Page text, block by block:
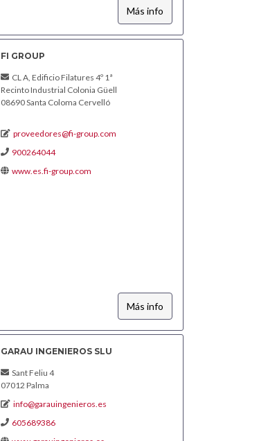
Más info
FI GROUP
CL A, Edificio Filatures 4º 1ª
Recinto Industrial Colonia Güell
08690 Santa Coloma Cervelló
proveedores@fi-group.com
900264044
www.es.fi-group.com
Más info
GARAU INGENIEROS SLU
Sant Feliu 4
07012 Palma
info@garauingenieros.es
605689386